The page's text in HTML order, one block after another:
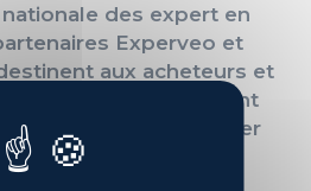
des expert en
Experveo et
aux acheteurs et
d’occasion, désirant
ou faire évaluer